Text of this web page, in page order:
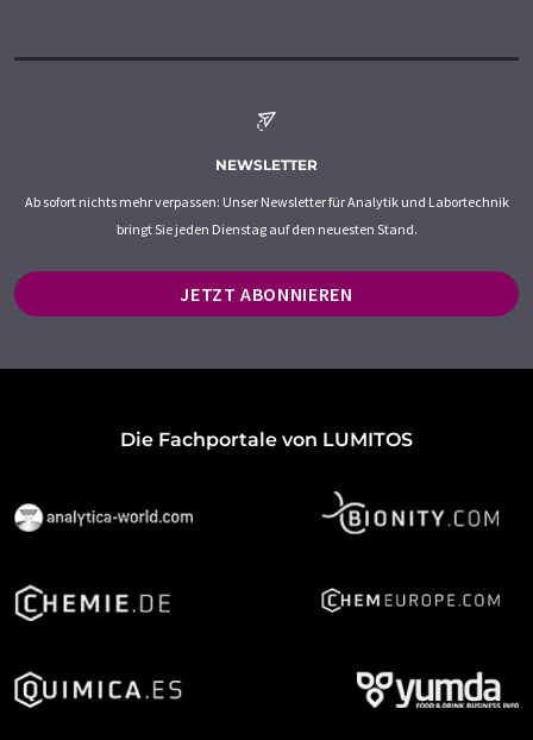
NEWSLETTER
Ab sofort nichts mehr verpassen: Unser Newsletter für Analytik und Labortechnik
bringt Sie jeden Dienstag auf den neuesten Stand.
JETZT ABONNIEREN
Die Fachportale von LUMITOS